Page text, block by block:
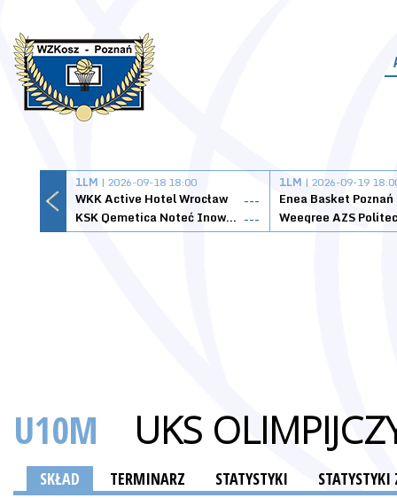
1LM | 2026-09-18 18:00
WKK Active Hotel Wrocław
---
KSK Qemetica Noteć Inowrocław ---
1LM | 2026-09-19
Enea Basket Poznań
U10M UKS
SKŁAD TERMINARZ STATYSTYKI